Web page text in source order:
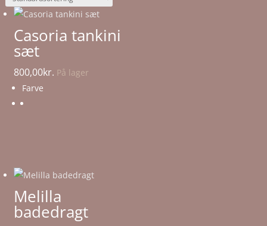
Casoria tankini
sæt
800,00kr. På lager
Farve
Melilla
badedragt